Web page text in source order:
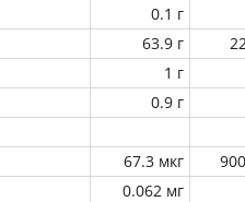
0.1 г
63.9 г
1 г
0.9 г
67.3 мкг
0.062 мг